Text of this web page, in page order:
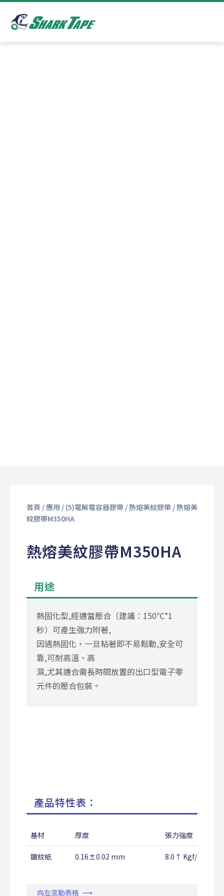
首頁 /應用 / (5)電解電容器膠帶/熱熔美紋膠帶/ 熱熔美
紋膠帶M350HA
熱熔美紋膠帶M350HA
用途
熱固化型,經適當壓合（建議：150℃*1
秒）可產生強力附著,
因遇熱固化，一旦粘著即不易鬆動,安全可
靠,可耐高溫、高
濕,尤其適合需長時間放置的出口型電子零
元件的壓合包裝。
產品特性表：
基材 厚度 張力強度
皺紋紙 0.16±0.02 mm 8.0↑ Kgf/25mm
向左滾動表格 ⟶